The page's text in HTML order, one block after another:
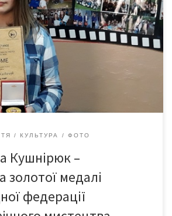
фотоаматорів фотостудії «Погляд».
Олексійович Ємельянов. Особливо
було вручення Диплому
фотографії для молоді 2020 у
і золотої медалі Міжнародної
мистецтва /FIAP/ Еммануелі
КУЛЬТУРА ФОТО
Кушнірюк –
золотої медалі
федерації